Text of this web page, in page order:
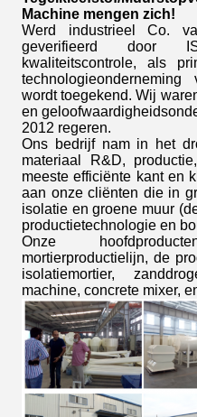
Machine mengen zich!
Werd industrieel Co.
geverifieerd door
kwaliteitscontrole, als
wordt toegekend. Wij
en
2012 regeren.
Ons bedrijf nam in het
materiaal R&D,
meeste efficiënte kant en
aan onze cliënten die in
isolatie en groene muur
productietechnologie en
Onze
mortierproductielijn, de
isolatiemortier,
machine, concrete mixer,